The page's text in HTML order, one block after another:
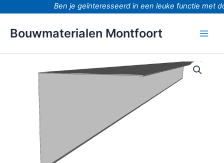
Ben je geïnteresseerd in een leuke functie met
Bouwmaterialen Montfoort
141x141x3000mm